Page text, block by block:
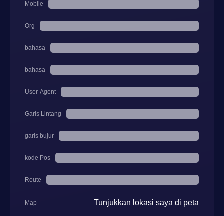
Mobile
Org
bahasa
bahasa
User-Agent
Garis Lintang
garis bujur
kode Pos
Route
Map Tunjukkan lokasi saya di peta